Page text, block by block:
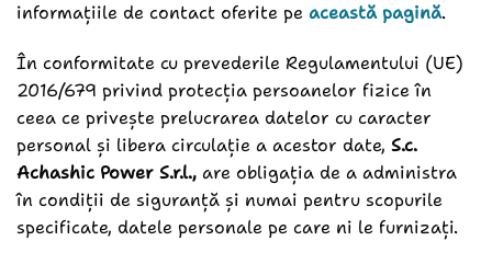
informațiile de contact oferite pe această pagină.
În conformitate cu prevederile Regulamentului (UE)
2016/679 privind protecția persoanelor fizice în
ceea ce privește prelucrarea datelor cu caracter
personal și libera circulație a acestor date, S.c.
Achashic Power S.r.l., are obligația de a administra
în condiții de siguranță și numai pentru scopurile
specificate, datele personale pe care ni le furnizați.